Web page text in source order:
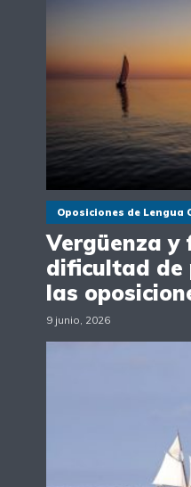
Oposiciones de
Vergüenza
dificultad de
las
9 junio, 2026